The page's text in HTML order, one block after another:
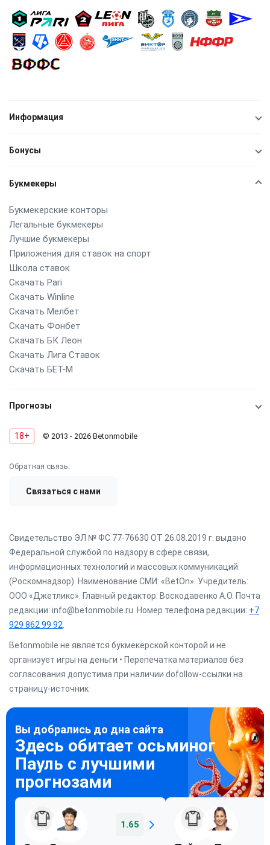
Информация
Бонусы
Букмекеры
Букмекерские конторы
Легальные букмекеры
Лучшие букмекеры
Приложения для ставок на спорт
Школа ставок
Скачать Pari
Скачать Winline
Скачать Мелбет
Скачать Фонбет
Скачать БК Леон
Скачать Лига Ставок
Скачать БЕТ-М
Прогнозы
18+ © 2013 - 2026 Betonmobile
Обратная связь:
Связаться с нами
Свидетельство ЭЛ № ФС 77-76630 ОТ 26.08.2019 г. выдано
Федеральной службой по надзору в сфере связи,
информационных технологий и массовых коммуникаций
(Роскомнадзор). Наименование СМИ: «BetOn». Учредитель:
ООО «Джетликс». Главный редактор: Воскодавенко А.О. Почта
редакции: info@betonmobile.ru. Номер телефона редакции: +7
929 862 99 92.
Betonmobile не является букмекерской конторой и не
организует игры на деньги • Перепечатка материалов без
согласования допустима при наличии dofollow-ссылки на
страницу-источник
1.65